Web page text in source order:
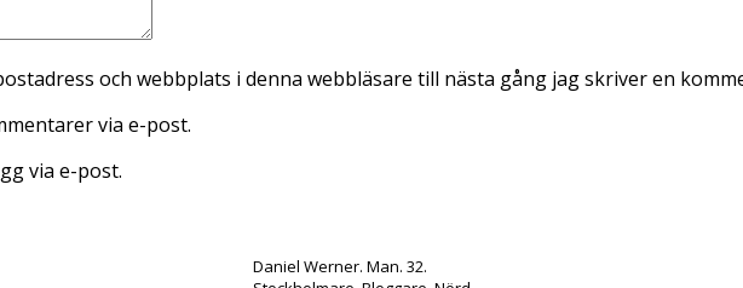
och webbplats i denna webbläsare till nästa gång jag skriver en
via e-post.
via e-post.
Daniel Werner. Man. 32.